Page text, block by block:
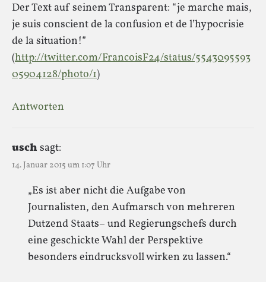
Der Text auf seinem Transparent: “je marche mais,
je suis conscient de la confusion et de l’hypocrisie
de la situation!”
(http://twitter.com/FrancoisF24/status/5543095593
05904128/photo/1)
Antworten
usch sagt:
14. Januar 2015 um 1:07 Uhr
„Es ist aber nicht die Aufgabe von
Journalisten, den Aufmarsch von mehreren
Dutzend Staats– und Regierungschefs durch
eine geschickte Wahl der Perspektive
besonders eindrucksvoll wirken zu lassen.“